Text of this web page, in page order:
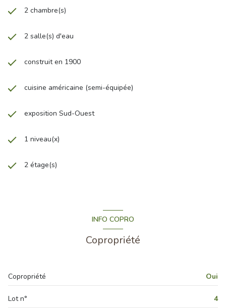
2 chambre(s)
2 salle(s) d'eau
construit en 1900
cuisine américaine (semi-équipée)
exposition Sud-Ouest
1 niveau(x)
2 étage(s)
INFO COPRO
Copropriété
Copropriété Oui
Lot n° 4